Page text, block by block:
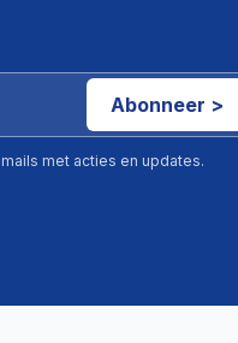
Abonneer >
met acties en updates.